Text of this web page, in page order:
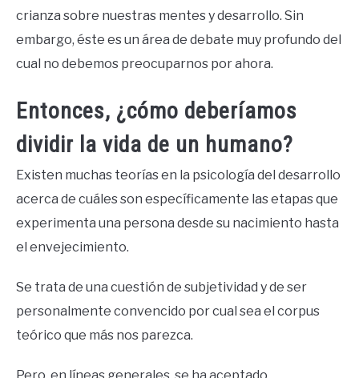
crianza sobre nuestras mentes y desarrollo. Sin
embargo, éste es un área de debate muy profundo del
cual no debemos preocuparnos por ahora.
Entonces, ¿cómo deberíamos
dividir la vida de un humano?
Existen muchas teorías en la psicología del desarrollo
acerca de cuáles son específicamente las etapas que
experimenta una persona desde su nacimiento hasta
el envejecimiento.
Se trata de una cuestión de subjetividad y de ser
personalmente convencido por cual sea el corpus
teórico que más nos parezca.